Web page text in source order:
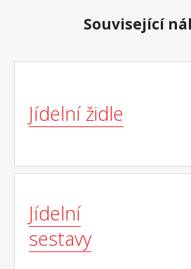
Související
Jídelní židle
Jídelní
sestavy